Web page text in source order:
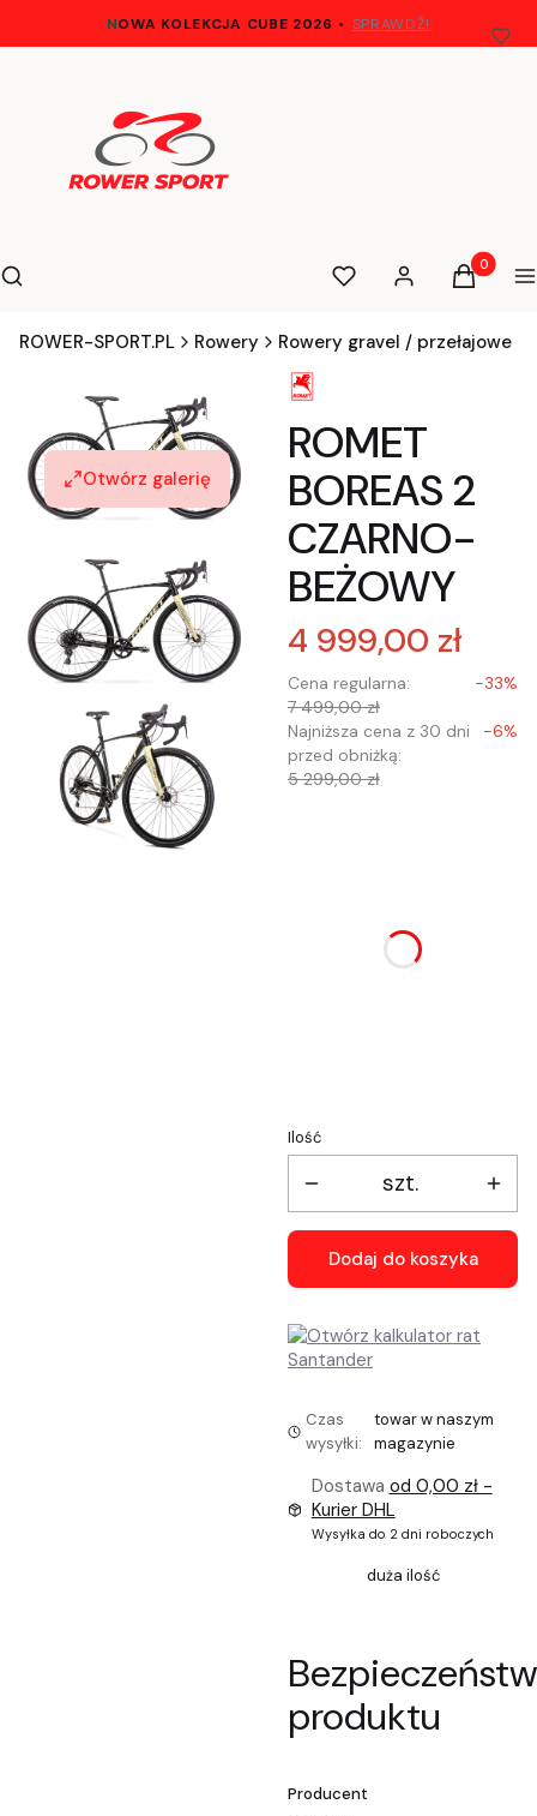
NOWA KOLEKCJA CUBE 2026 • SPRAWDŹ!
Otwórz wyszukiwarkę
Szukaj UlubioneZaloguj sięProdukty
Koszyk
ROWER-SPORT.PL Rowery Rowery gravel / przełajowe
Otwórz galerię
ROMET
BOREAS 2
CZARNO-
BEŻOWY
4 999,00 zł
Cena regularna:
7 499,00 zł
-33%
Najniższa cena z 30 dni
przed obniżką:
5 299,00 zł
-6%
mogą różnić się ceną
Ilość
szt.
Dodaj do koszyka
Czas
wysyłki:
towar w naszym
magazynie
Dostawa od 0,00 zł -
Kurier DHL
Wysyłka do 2 dni roboczych
duża ilość
produktu
Producent